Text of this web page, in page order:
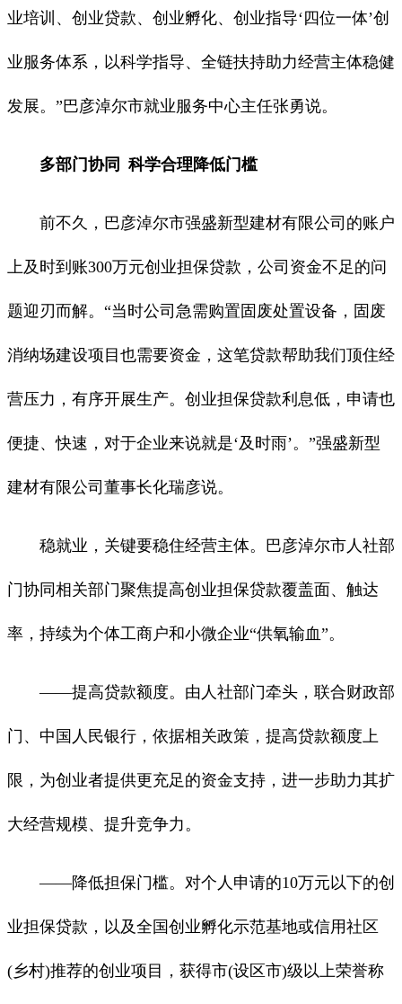
业培训、创业贷款、创业孵化、创业指导‘四位一体’创
业服务体系，以科学指导、全链扶持助力经营主体稳健
发展。”巴彦淖尔市就业服务中心主任张勇说。
多部门协同 科学合理降低门槛
前不久，巴彦淖尔市强盛新型建材有限公司的账户
上及时到账300万元创业担保贷款，公司资金不足的问
题迎刃而解。“当时公司急需购置固废处置设备，固废
消纳场建设项目也需要资金，这笔贷款帮助我们顶住经
营压力，有序开展生产。创业担保贷款利息低，申请也
便捷、快速，对于企业来说就是‘及时雨’。”强盛新型
建材有限公司董事长化瑞彦说。
稳就业，关键要稳住经营主体。巴彦淖尔市人社部
门协同相关部门聚焦提高创业担保贷款覆盖面、触达
率，持续为个体工商户和小微企业“供氧输血”。
——提高贷款额度。由人社部门牵头，联合财政部
门、中国人民银行，依据相关政策，提高贷款额度上
限，为创业者提供更充足的资金支持，进一步助力其扩
大经营规模、提升竞争力。
——降低担保门槛。对个人申请的10万元以下的创
业担保贷款，以及全国创业孵化示范基地或信用社区
(乡村)推荐的创业项目，获得市(设区市)级以上荣誉称